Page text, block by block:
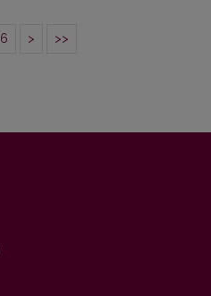
6 > >>